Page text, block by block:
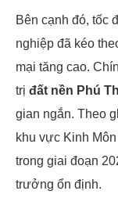
Bên cạnh đó, tốc
nghiệp đã kéo
mại tăng cao.
trị đất nền Phú
gian ngắn. Theo
khu vực Kinh
trong giai đoạn
trưởng ổn định.